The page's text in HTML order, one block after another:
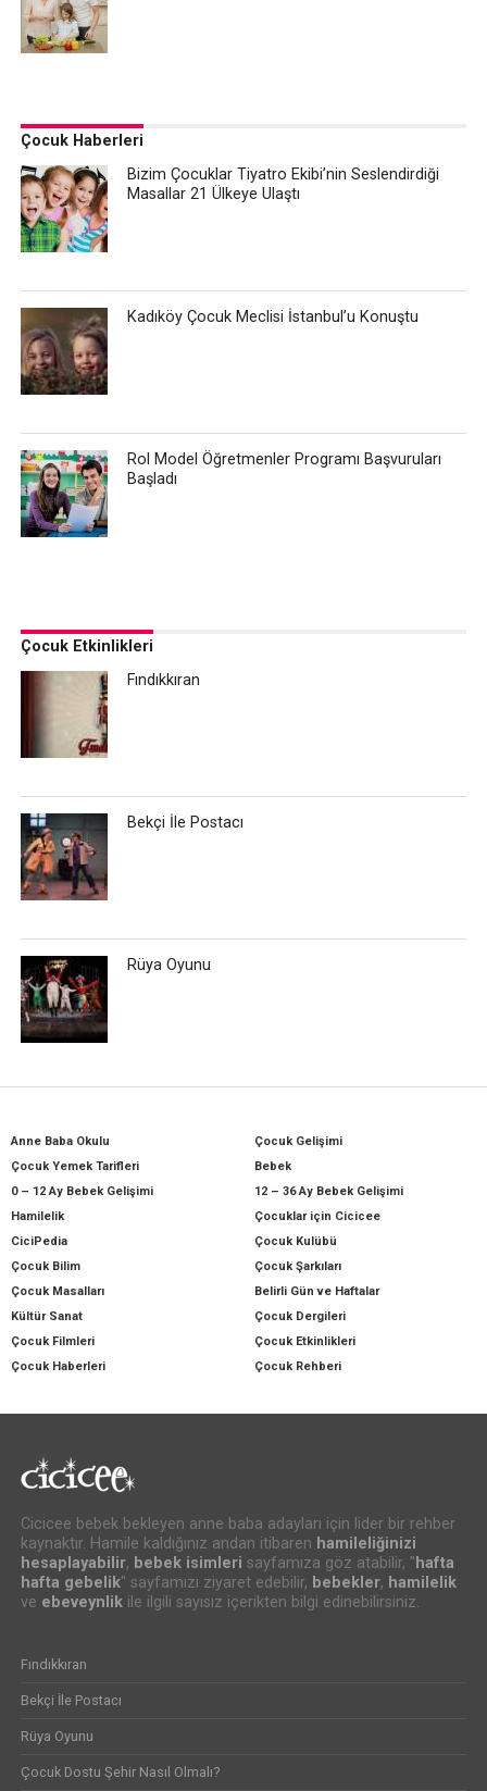
Çocuk Haberleri
Bizim Çocuklar Tiyatro Ekibi’nin Seslendirdiği
Masallar 21 Ülkeye Ulaştı
Kadıköy Çocuk Meclisi İstanbul’u Konuştu
Rol Model Öğretmenler Programı Başvuruları
Başladı
Çocuk Etkinlikleri
Fındıkkıran
Bekçi İle Postacı
Rüya Oyunu
Anne Baba Okulu
Çocuk Gelişimi
Çocuk Yemek Tarifleri
Bebek
0 – 12 Ay Bebek Gelişimi
12 – 36 Ay Bebek Gelişimi
Hamilelik
Çocuklar için Cicicee
CiciPedia
Çocuk Kulübü
Çocuk Bilim
Çocuk Şarkıları
Çocuk Masalları
Belirli Gün ve Haftalar
Kültür Sanat
Çocuk Dergileri
Çocuk Filmleri
Çocuk Etkinlikleri
Çocuk Haberleri
Çocuk Rehberi
Cicicee bebek bekleyen anne baba adayları için lider bir rehber
kaynaktır. Hamile kaldığınız andan itibaren hamileliğinizi
hesaplayabilir, bebek isimleri sayfamıza göz atabilir, " hafta
hafta gebelik" sayfamızı ziyaret edebilir, bebekler, hamilelik
ve ebeveynlikile ilgili sayısız içerikten bilgi edinebilirsiniz.
Fındıkkıran
Bekçi İle Postacı
Rüya Oyunu
Çocuk Dostu Şehir Nasıl Olmalı?